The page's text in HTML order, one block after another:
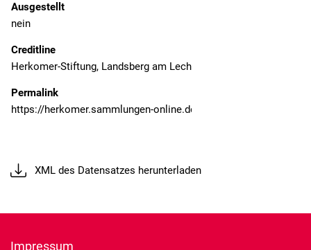
Ausgestellt
nein
Creditline
Herkomer-Stiftung, Landsberg am Lech
Permalink
XML des Datensatzes herunterladen
Impressum